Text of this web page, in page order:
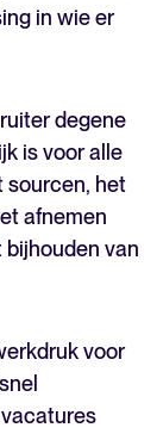
in wie er
degene
is voor alle
sourcen, het
afnemen
van
voor